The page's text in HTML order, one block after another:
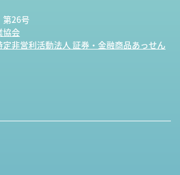
第26号
協会
定非営利活動法人 証券・金融商品あっせん